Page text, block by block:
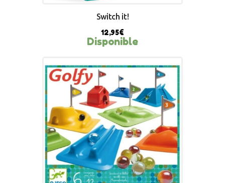
BUY NOW
Switch it!
12,95€
Disponible